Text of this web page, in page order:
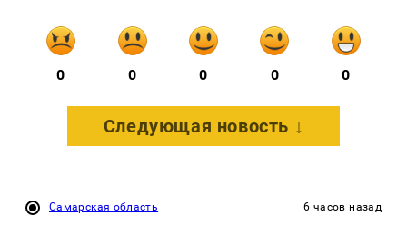
0 0 0 0 0
Следующая новость ↓
Самарская область 6 часов назад